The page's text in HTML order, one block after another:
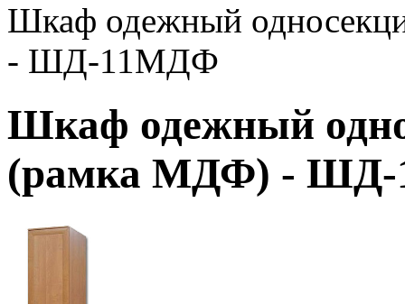
Шкаф одежный
- ШД-11МДФ
Шкаф одежный
(рамка МДФ) -